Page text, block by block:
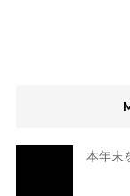
本年末